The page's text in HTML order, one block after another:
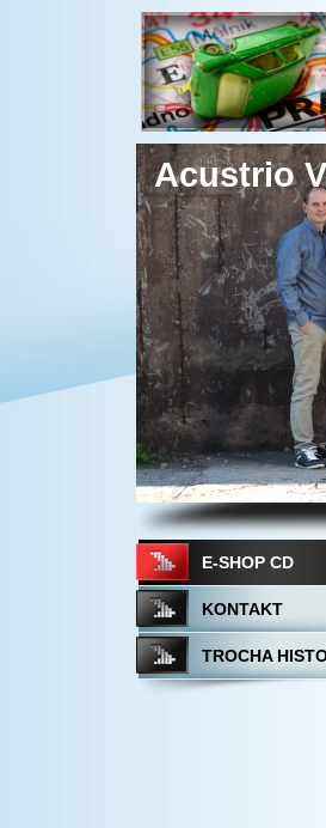
Acustrio
E-SHOP CD
KONTAKT
TROCHA